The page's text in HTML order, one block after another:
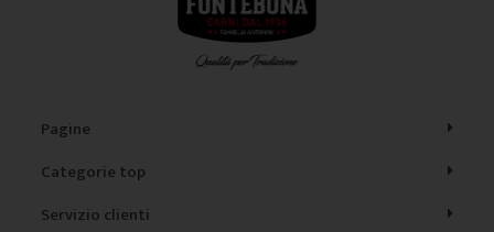
Pagine
Categorie top
Servizio clienti